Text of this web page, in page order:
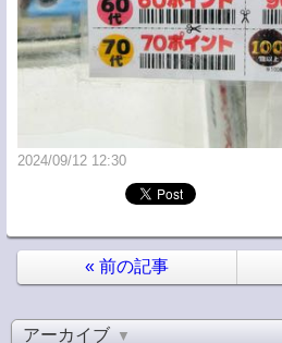
2024/09/12 12:30
« 前の記事
アーカイブ ▼